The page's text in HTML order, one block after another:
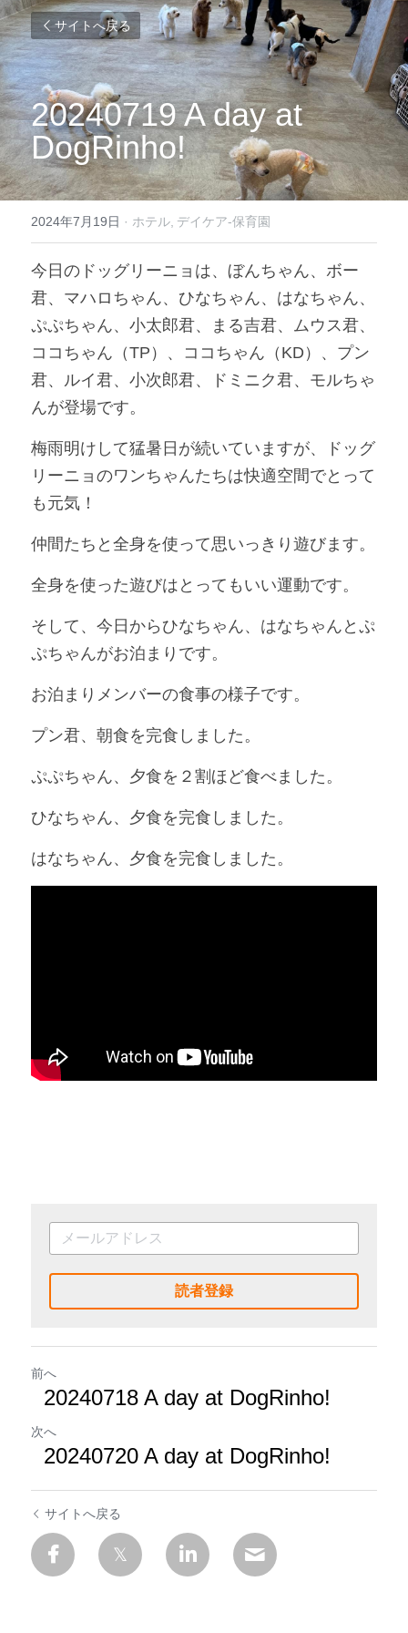
サイトへ戻る
20240719 A day at
DogRinho!
2024年7月19日 · ホテル, デイケア-保育園
今日のドッグリーニョは、ぼんちゃん、ボー
君、マハロちゃん、ひなちゃん、はなちゃん、
ぷぷちゃん、小太郎君、まる吉君、ムウス君、
ココちゃん（TP）、ココちゃん（KD）、プン
君、ルイ君、小次郎君、ドミニク君、モルちゃ
んが登場です。
梅雨明けして猛暑日が続いていますが、ドッグ
リーニョのワンちゃんたちは快適空間でとって
も元気！
仲間たちと全身を使って思いっきり遊びます。
全身を使った遊びはとってもいい運動です。
そして、今日からひなちゃん、はなちゃんとぷ
ぷちゃんがお泊まりです。
お泊まりメンバーの食事の様子です。
プン君、朝食を完食しました。
ぷぷちゃん、夕食を２割ほど食べました。
ひなちゃん、夕食を完食しました。
はなちゃん、夕食を完食しました。
読者登録
前へ
20240718 A day at DogRinho!
次へ
20240720 A day at DogRinho!
サイトへ戻る